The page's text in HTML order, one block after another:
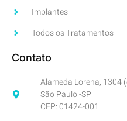
Implantes
Todos os Tratamentos
Contato
Alameda Lorena, 1304
São Paulo -SP
CEP: 01424-001